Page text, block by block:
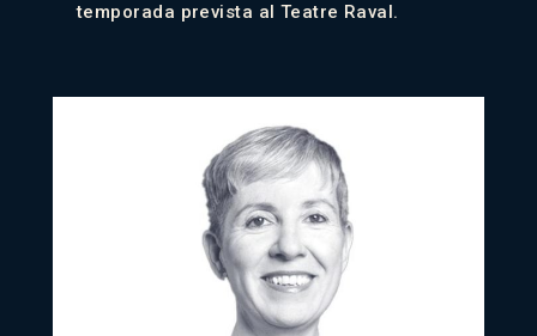
temporada prevista al Teatre Raval.